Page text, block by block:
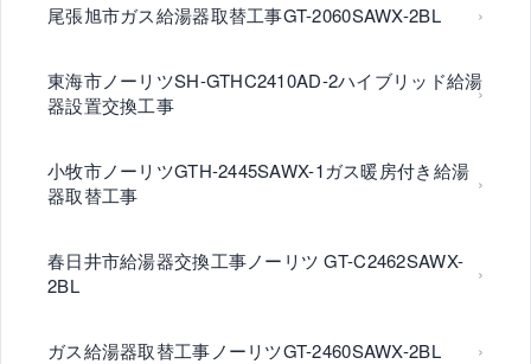
尾張旭市ガス給湯器取替工事GT-2060SAWX-2BL
東海市ノーリツSH-GTHC2410AD-2ハイブリッド給湯
器設置交換工事
小牧市ノーリツGTH-2445SAWX-1ガス暖房付き給湯
器取替工事
春日井市給湯器交換工事ノーリツ GT-C2462SAWX-
2BL
ガス給湯器取替工事ノーリツGT-2460SAWX-2BL